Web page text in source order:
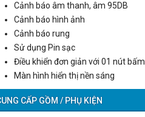
Cảnh báo âm thanh, âm 95DB
Cảnh báo hình ảnh
Cảnh báo rung
Sử dụng Pin sạc
Điều khiển đơn giản với 01 nút bấm
Màn hình hiển thị nền sáng
CẤP GỒM / PHỤ KIỆN